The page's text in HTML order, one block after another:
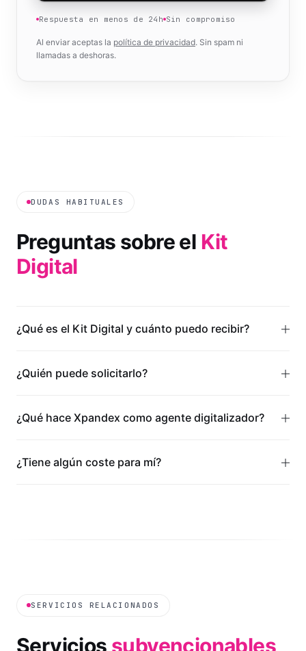
Respuesta en menos de 24h Sin compromiso
Al enviar aceptas la política de privacidad. Sin spam ni
llamadas a deshoras.
DUDAS HABITUALES
Preguntas sobre el Kit
Digital
¿Qué es el Kit Digital y cuánto puedo recibir?
¿Quién puede solicitarlo?
¿Qué hace Xpandex como agente digitalizador?
¿Tiene algún coste para mí?
SERVICIOS RELACIONADOS
Servicios subvencionables